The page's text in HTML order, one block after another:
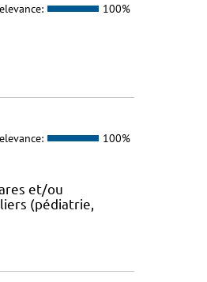
100%
100%
et/ou
(pédiatrie,